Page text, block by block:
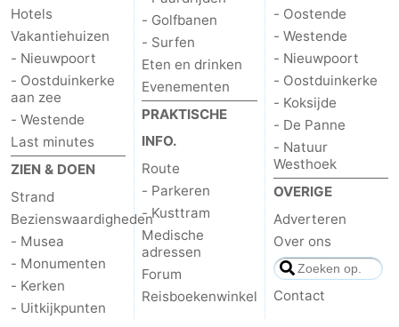
Hotels
Vakantiehuizen
- Nieuwpoort
- Oostduinkerke
aan zee
- Westende
Last minutes
ZIEN & DOEN
Strand
Bezienswaardigheden
- Musea
- Monumenten
- Kerken
- Uitkijkpunten
- Golfbanen
- Surfen
Eten en drinken
Evenementen
PRAKTISCHE
INFO.
Route
- Parkeren
- Kusttram
Medische
adressen
Forum
Reisboekenwinkel
- Oostende
- Westende
- Nieuwpoort
- Oostduinkerke
- Koksijde
- De Panne
- Natuur
Westhoek
OVERIGE
Adverteren
Over ons
Contact